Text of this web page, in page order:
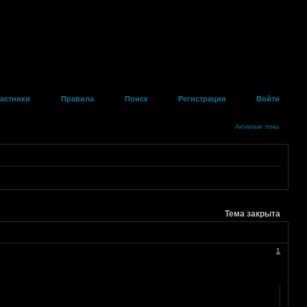
Правила Поиск Регистрация Войти
Активные темы
Тема закрыта
1